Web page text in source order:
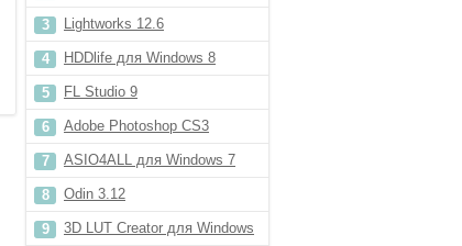
Lightworks 12.6
HDDlife для Windows 8
FL Studio 9
Adobe Photoshop CS3
ASIO4ALL для Windows 7
Odin 3.12
3D LUT Creator для Windows